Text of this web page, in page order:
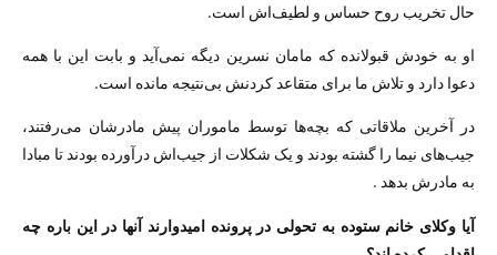
حال تخریب روح حساس و لطیف‌اش است.
او به خودش قبولانده که مامان نسرین دیگه نمی‌آید و بابت این با همه
دعوا دارد و تلاش ما برای متقاعد کردنش بی‌نتیجه مانده است.
در آخرین ملاقاتی که بچه‌ها توسط ماموران پیش مادرشان می‌رفتند،
جیب‌های نیما را گشته بودند و یک شکلات از جیب‌اش درآورده بودند تا مبادا
به مادرش بدهد .
آیا وکلای خانم ستوده به تحولی در پرونده امیدوارند آنها در این باره چه